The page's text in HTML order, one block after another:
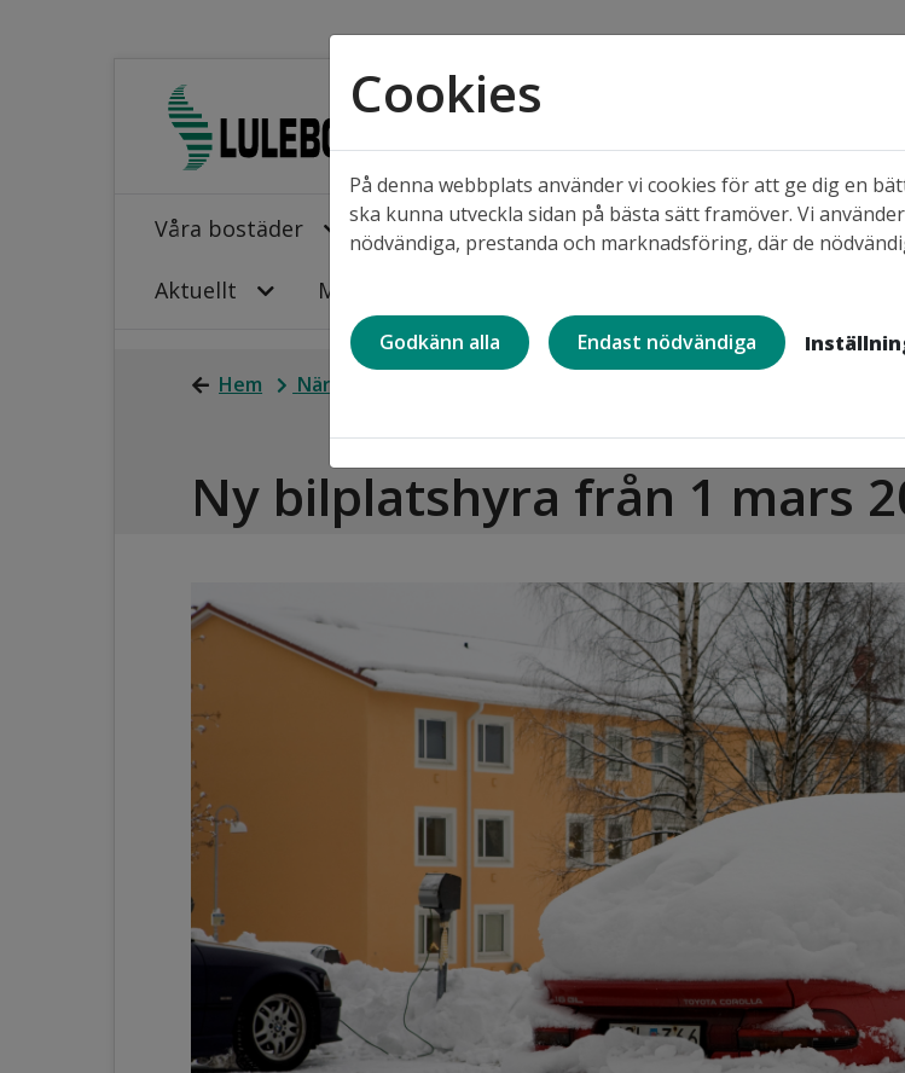
Våra bostäder Projekt i våra områden När du söker ledigt
Aktuellt Mina sidor
Hem När du bor hos oss
Ny bilplatshyra från 1 mars
Cookies
På denna webbplats använder vi cookies för att ge dig en
ska kunna utveckla sidan på bästa sätt framöver. Vi
nödvändiga, prestanda och marknadsföring, där de
Godkänn alla Endast nödvändiga